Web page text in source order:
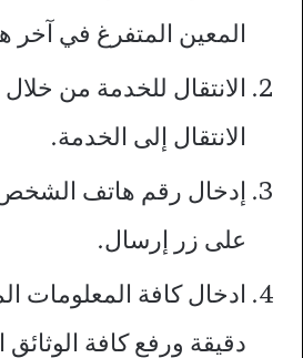
المعين المتفرغ في آخر
الانتقال للخدمة من
الانتقال إلى الخدمة.
إدخال رقم هاتف
على زر إرسال.
ادخال كافة المعلومات
دقيقة ورفع كافة